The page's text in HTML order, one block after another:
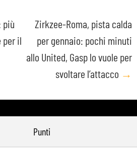
più
per il
Zirkzee-Roma, pista calda
per gennaio: pochi minuti
allo United, Gasp lo vuole per
svoltare l’attacco →
Punti